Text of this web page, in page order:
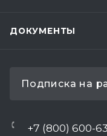
ДОКУМЕНТЫ
Подписка на
+7 (800) 600-